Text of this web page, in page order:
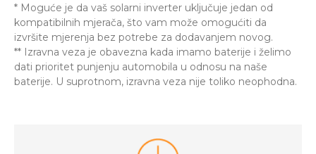
* Moguće je da vaš solarni inverter uključuje jedan od
kompatibilnih mjerača, što vam može omogućiti da
izvršite mjerenja bez potrebe za dodavanjem novog.
** Izravna veza je obavezna kada imamo baterije i želimo
dati prioritet punjenju automobila u odnosu na naše
baterije. U suprotnom, izravna veza nije toliko neophodna.